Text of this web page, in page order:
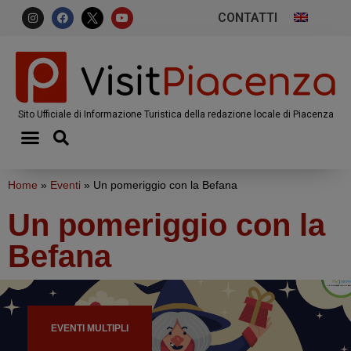
CONTATTI
Sito Ufficiale di Informazione Turistica della redazione locale di Piacenza
Home » Eventi » Un pomeriggio con la Befana
Un pomeriggio con la
Befana
EVENTI MULTIPLI